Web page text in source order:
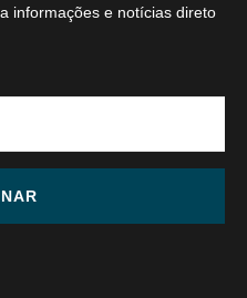
informações e notícias direto